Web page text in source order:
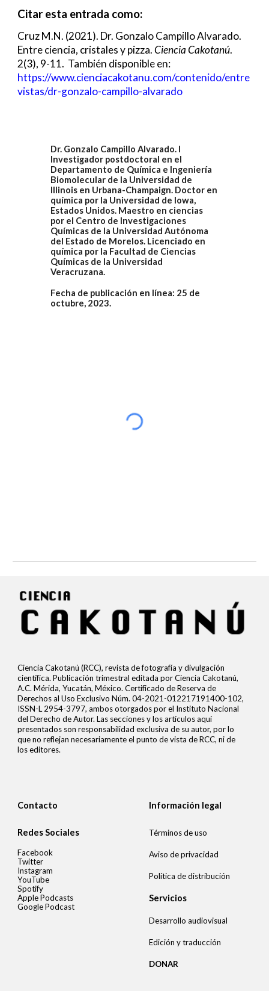
Citar esta entrada como:
Cruz M.N. (2021). Dr. Gonzalo Campillo Alvarado.
Entre ciencia, cristales y pizza. Ciencia Cakotanú.
2(3), 9-11. También disponible en:
https://www.cienciacakotanu.com/contenido/entre
vistas/dr-gonzalo-campillo-alvarado
Dr. Gonzalo Campillo Alvarado. I
Investigador postdoctoral en el
Departamento de Química e Ingeniería
Biomolecular de la Universidad de
Illinois en Urbana-Champaign. Doctor en
química por la Universidad de Iowa,
Estados Unidos. Maestro en ciencias
por el Centro de Investigaciones
Químicas de la Universidad Autónoma
del Estado de Morelos. Licenciado en
química por la Facultad de Ciencias
Químicas de la Universidad
Veracruzana.
Fecha de publicación en línea: 25 de
octubre, 2023.
Ciencia Cakotanú (RCC), revista de fotografía y divulgación
científica. Publicación trimestral editada por Ciencia Cakotanú,
A.C. Mérida, Yucatán, México. Certificado de Reserva de
Derechos al Uso Exclusivo Núm. 04-2021-012217191400-102,
ISSN-L 2954-3797, ambos otorgados por el Instituto Nacional
del Derecho de Autor. Las secciones y los artículos aquí
presentados son responsabilidad exclusiva de su autor, por lo
que no reflejan necesariamente el punto de vista de RCC, ni de
los editores.
Contacto
Redes Sociales
Facebook
Twitter
Instagram
YouTube
Spotify
Apple Podcasts
Google Podcast
Información legal
Términos de uso
Aviso de privacidad
Política de distribución
Servicios
Desarrollo audiovisual
Edición y traducción
DONAR